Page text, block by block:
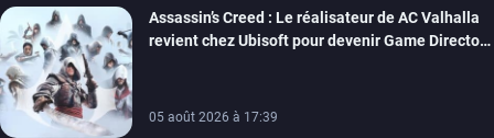
Assassin’s Creed : Le réalisateur de AC Valhalla
revient chez Ubisoft pour devenir Game Director
05 août 2026 à 17:39